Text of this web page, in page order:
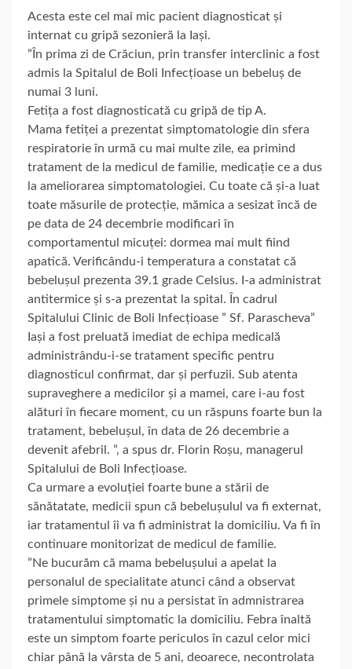
Acesta este cel mai mic pacient diagnosticat și
internat cu gripă sezonieră la Iași.
”În prima zi de Crăciun, prin transfer interclinic a fost
admis la Spitalul de Boli Infecțioase un bebeluș de
numai 3 luni.
Fetița a fost diagnosticată cu gripă de tip A.
Mama fetiței a prezentat simptomatologie din sfera
respiratorie în urmă cu mai multe zile, ea primind
tratament de la medicul de familie, medicație ce a dus
la ameliorarea simptomatologiei. Cu toate că și-a luat
toate măsurile de protecție, mămica a sesizat încă de
pe data de 24 decembrie modificari în
comportamentul micuței: dormea mai mult fiind
apatică. Verificându-i temperatura a constatat că
bebelușul prezenta 39.1 grade Celsius. I-a administrat
antitermice și s-a prezentat la spital. În cadrul
Spitalului Clinic de Boli Infecțioase ” Sf. Parascheva”
Iași a fost preluată imediat de echipa medicală
administrându-i-se tratament specific pentru
diagnosticul confirmat, dar și perfuzii. Sub atenta
supraveghere a medicilor și a mamei, care i-au fost
alături în fiecare moment, cu un răspuns foarte bun la
tratament, bebelușul, în data de 26 decembrie a
devenit afebril. ”, a spus dr. Florin Roșu, managerul
Spitalului de Boli Infecțioase.
Ca urmare a evoluției foarte bune a stării de
sănătatate, medicii spun că bebelușulul va fi externat,
iar tratamentul îi va fi administrat la domiciliu. Va fi în
continuare monitorizat de medicul de familie.
”Ne bucurăm că mama bebelușului a apelat la
personalul de specialitate atunci când a observat
primele simptome și nu a persistat în admnistrarea
tratamentului simptomatic la domiciliu. Febra înaltă
este un simptom foarte periculos în cazul celor mici
chiar până la vârsta de 5 ani, deoarece, necontrolata